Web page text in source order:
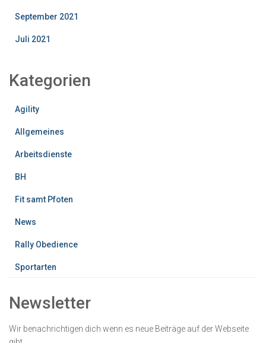
September 2021
Juli 2021
Kategorien
Agility
Allgemeines
Arbeitsdienste
BH
Fit samt Pfoten
News
Rally Obedience
Sportarten
Newsletter
Wir benachrichtigen dich wenn es neue Beiträge auf der Webseite